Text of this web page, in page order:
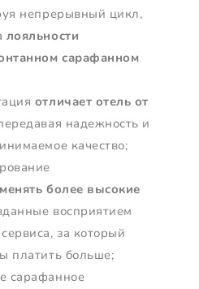
непрерывный цикл,
лояльности
сарафанном
отличает отель от
надежность и
качество;
более высокие
восприятием
за который
платить больше;
сарафанное